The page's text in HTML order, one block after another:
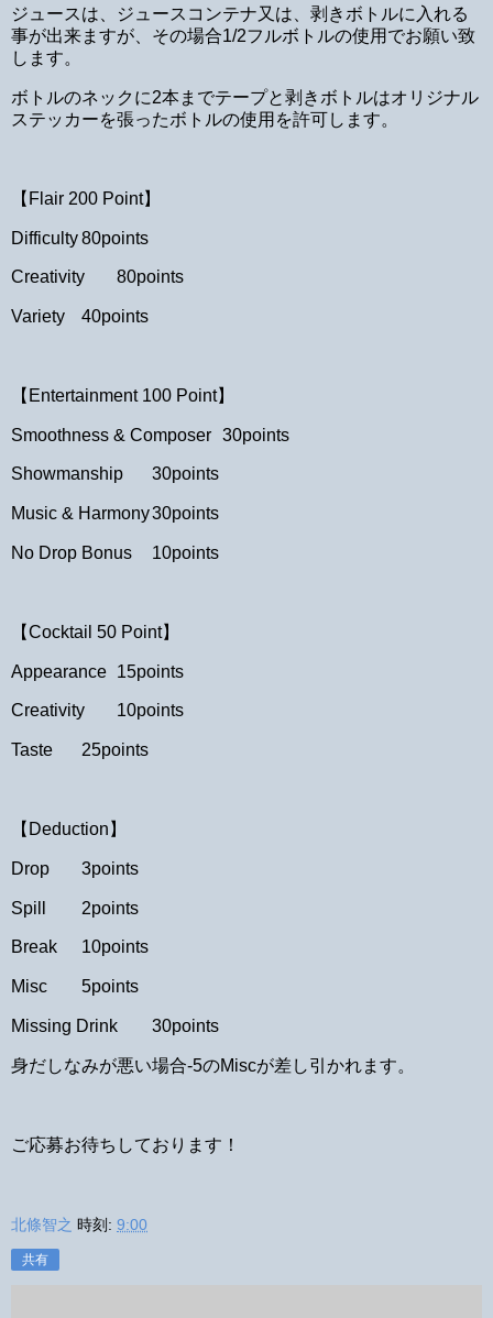
ジュースは、ジュースコンテナ又は、剥きボトルに入れる
事が出来ますが、その場合1/2フルボトルの使用でお願い致
します。
ボトルのネックに2本までテープと剥きボトルはオリジナル
ステッカーを張ったボトルの使用を許可します。
【Flair 200 Point】
Difficulty80points
Creativity 80points
Variety 40points
【Entertainment 100 Point】
Smoothness & Composer 30points
Showmanship 30points
Music & Harmony30points
No Drop Bonus 10points
【Cocktail 50 Point】
Appearance 15points
Creativity 10points
Taste 25points
【Deduction】
Drop 3points
Spill 2points
Break 10points
Misc 5points
Missing Drink 30points
身だしなみが悪い場合-5のMiscが差し引かれます。
ご応募お待ちしております！
北條智之 時刻: 9:00
共有